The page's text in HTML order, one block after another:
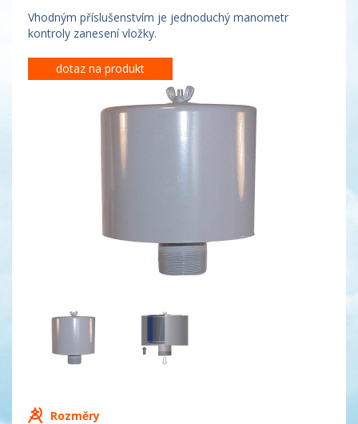
Vhodným příslušenstvím je jednoduchý manometr
kontroly zanesení vložky.
dotaz na produkt
Rozměry